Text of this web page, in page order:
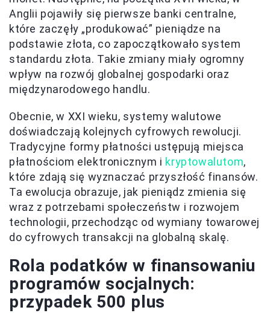
Anglii pojawiły się pierwsze banki centralne,
które zaczęły „produkować” pieniądze na
podstawie złota, co zapoczątkowało system
standardu złota. Takie zmiany miały ogromny
wpływ na rozwój globalnej gospodarki oraz
międzynarodowego handlu.
Obecnie, w XXI wieku, systemy walutowe
doświadczają kolejnych cyfrowych rewolucji.
Tradycyjne formy płatności ustępują miejsca
płatnościom elektronicznym i kryptowalutom,
które zdają się wyznaczać przyszłość finansów.
Ta ewolucja obrazuje, jak pieniądz zmienia się
wraz z potrzebami społeczeństw i rozwojem
technologii, przechodząc od wymiany towarowej
do cyfrowych transakcji na globalną skalę.
Rola podatków w finansowaniu
programów socjalnych:
przypadek 500 plus